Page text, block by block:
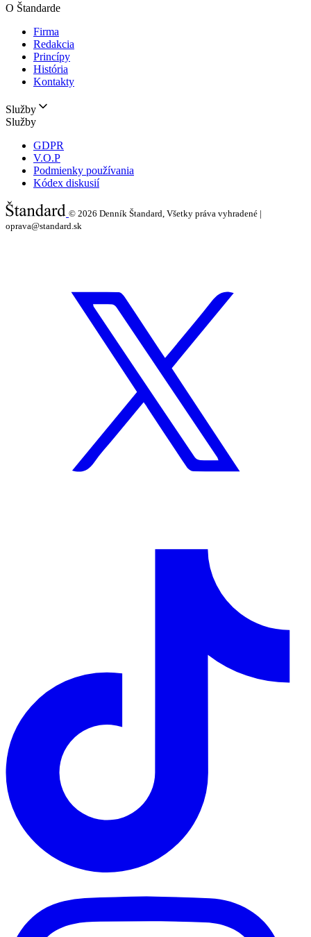
O Štandarde
Firma
Redakcia
Princípy
História
Kontakty
Služby
Služby
GDPR
V.O.P
Podmienky používania
Kódex diskusií
© 2026 Denník Štandard, Všetky práva vyhradené |
oprava@standard.sk